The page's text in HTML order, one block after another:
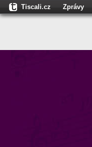
Tiscali.cz Zprávy